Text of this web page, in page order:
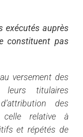
exécutés auprès
constituent pas
versement des
titulaires
des
celle relative à
et répétés de